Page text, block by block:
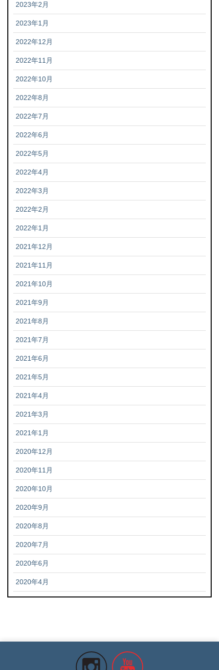
2023年2月
2023年1月
2022年12月
2022年11月
2022年10月
2022年8月
2022年7月
2022年6月
2022年5月
2022年4月
2022年3月
2022年2月
2022年1月
2021年12月
2021年11月
2021年10月
2021年9月
2021年8月
2021年7月
2021年6月
2021年5月
2021年4月
2021年3月
2021年1月
2020年12月
2020年11月
2020年10月
2020年9月
2020年8月
2020年7月
2020年6月
2020年4月